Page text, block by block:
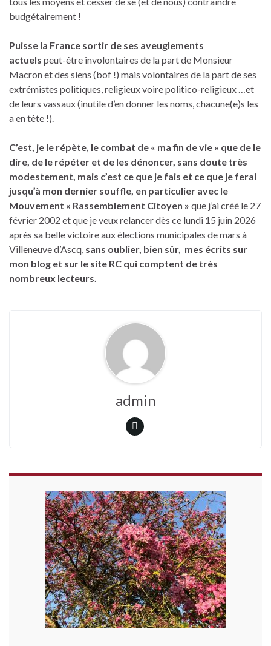
budgétairement !
Puisse la France sortir de ses aveuglements
actuels peut-être involontaires de la part de Monsieur
Macron et des siens (bof !) mais volontaires de la part de ses
extrémistes politiques, religieux voire politico-religieux …et
de leurs vassaux (inutile d’en donner les noms, chacune(e)s les
a en tête !).
C’est, je le répète, le combat de « ma fin de vie » que de le
dire, de le répéter et de les dénoncer, sans doute très
modestement, mais c’est ce que je fais et ce que je ferai
jusqu’à mon dernier souffle, en particulier avec le
Mouvement « Rassemblement Citoyen » que j’ai créé le 27
février 2002 et que je veux relancer dès ce lundi 15 juin 2026
après sa belle victoire aux élections municipales de mars à
Villeneuve d’Ascq, sans oublier, bien sûr, mes écrits sur
mon blog et sur le site RC qui comptent de très
nombreux lecteurs.
admin